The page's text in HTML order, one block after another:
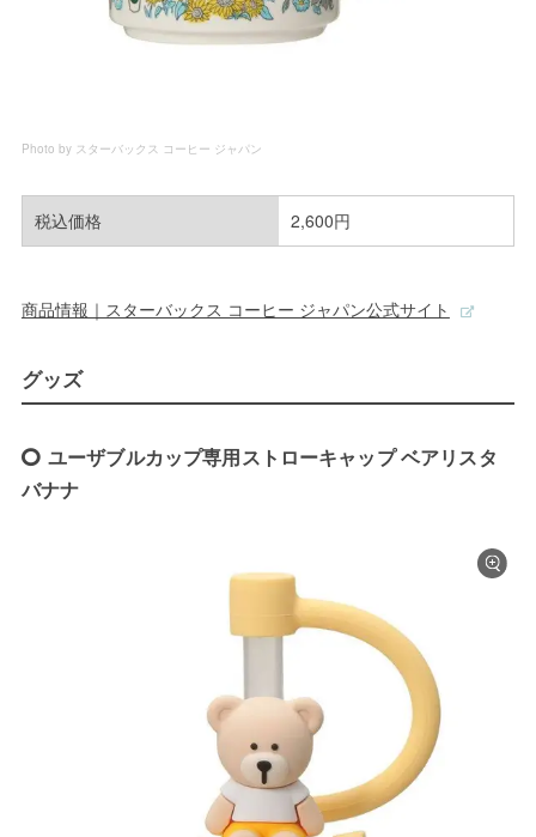
Photo by スターバックス コーヒー ジャパン
税込価格 2,600円
商品情報｜スターバックス コーヒー ジャパン公式サイト
グッズ
ユーザブルカップ専用ストローキャップ ベアリスタ
バナナ